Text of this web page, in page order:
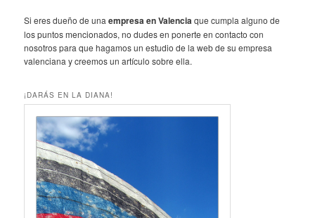
Si eres dueño de unaempresa en Valenciaque cumpla alguno de
los puntos mencionados, no dudes en ponerte en contacto con
nosotros para que hagamos un estudio de la web de su empresa
valenciana y creemos un artículo sobre ella.
¡DARÁS EN LA DIANA!